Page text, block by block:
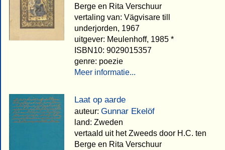
Berge en Rita Verschuur
vertaling van: Vägvisare till
underjorden, 1967
uitgever: Meulenhoff, 1985 *
ISBN10: 9029015357
genre: poezie
Meer informatie...
Laat op aarde
auteur: Gunnar Ekelöf
land: Zweden
vertaald uit het Zweeds door H.C. ten
Berge en Rita Verschuur